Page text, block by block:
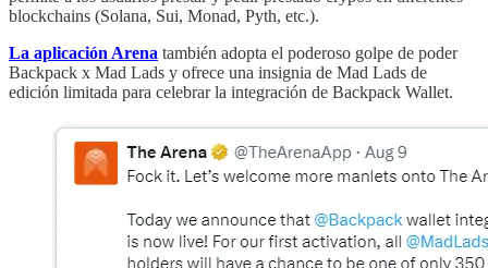
blockchains (Solana, Sui, Monad, Pyth, etc.).
La aplicación Arena también adopta el poderoso golpe de poder
Backpack x Mad Lads y ofrece una insignia de Mad Lads de
edición limitada para celebrar la integración de Backpack Wallet.